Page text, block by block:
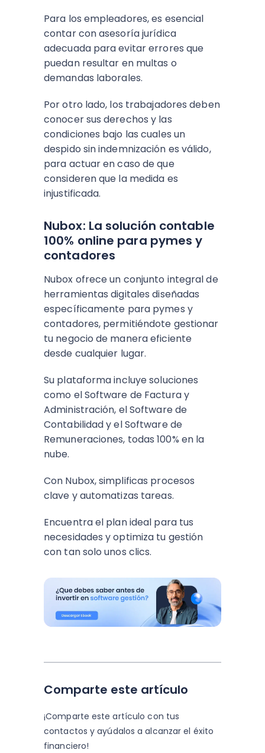
Para los empleadores, es esencial
contar con asesoría jurídica
adecuada para evitar errores que
puedan resultar en multas o
demandas laborales.
Por otro lado, los trabajadores deben
conocer sus derechos y las
condiciones bajo las cuales un
despido sin indemnización es válido,
para actuar en caso de que
consideren que la medida es
injustificada.
Nubox: La solución contable
100% online para pymes y
contadores
Nubox ofrece un conjunto integral de
herramientas digitales diseñadas
específicamente para pymes y
contadores, permitiéndote gestionar
tu negocio de manera eficiente
desde cualquier lugar.
Su plataforma incluye soluciones
como el Software de Factura y
Administración, el Software de
Contabilidad y el Software de
Remuneraciones, todas 100% en la
nube.
Con Nubox, simplificas procesos
clave y automatizas tareas.
Encuentra el plan ideal para tus
necesidades y optimiza tu gestión
con tan solo unos clics.
Comparte este artículo
¡Comparte este artículo con tus
contactos y ayúdalos a alcanzar el éxito
financiero!